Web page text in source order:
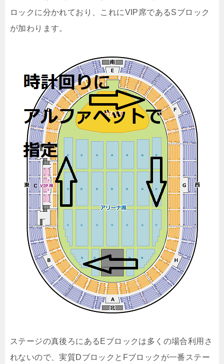
ロックに分かれており、これにVIP席であるSブロック
が加わります。
ステージの真後ろにあるEブロックは多くの場合利用さ
れないので、実質DブロックとFブロックが一番ステー